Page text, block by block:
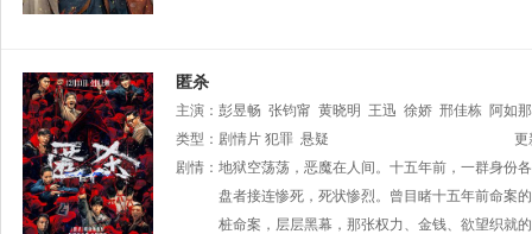
匿杀
主演： 彭昱畅 张钧甯 黄晓明 王迅 徐娇 邢佳栋 阿如那
类型： 剧情片 犯罪 悬疑
更
剧情： 地狱空荡荡，恶魔在人间。十五年前，一群身份
盘者接连惨死，死状惨烈。曾目睹十五年前命案
桩命案，层层黑幕，那张权力、金钱、欲望织就